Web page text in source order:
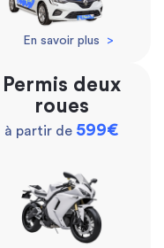
En savoir plus >
Permis deux
roues
à partir de 599€